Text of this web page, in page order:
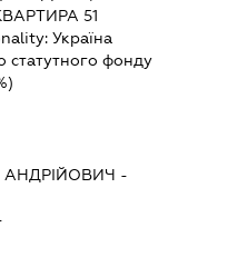
51
Україна
статутного фонду
-